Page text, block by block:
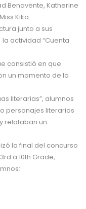
Benavente, Katherine
Kika.
junto a sus
actividad “Cuenta
consistió en que
un momento de la
literarias”, alumnos
personajes literarios
relataban un
la final del concurso
a 10th Grade,